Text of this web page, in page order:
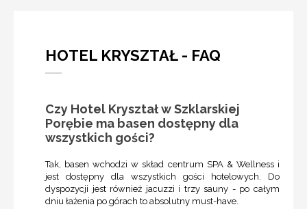
HOTEL KRYSZTAŁ - FAQ
Czy Hotel Kryształ w Szklarskiej
Porębie ma basen dostępny dla
wszystkich gości?
Tak, basen wchodzi w skład centrum SPA & Wellness i
jest dostępny dla wszystkich gości hotelowych. Do
dyspozycji jest również jacuzzi i trzy sauny - po całym
dniu łażenia po górach to absolutny must-have.